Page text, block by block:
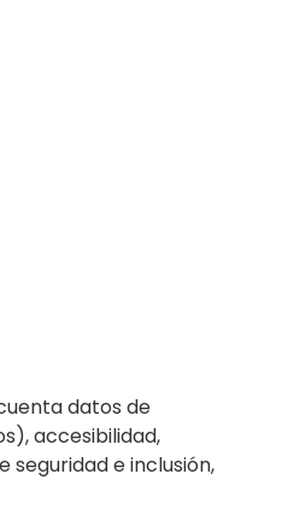
datos de
accesibilidad,
e inclusión,